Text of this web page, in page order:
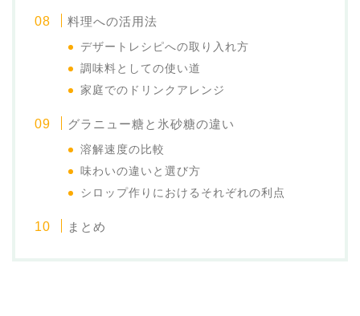
料理への活用法
デザートレシピへの取り入れ方
調味料としての使い道
家庭でのドリンクアレンジ
グラニュー糖と氷砂糖の違い
溶解速度の比較
味わいの違いと選び方
シロップ作りにおけるそれぞれの利点
まとめ